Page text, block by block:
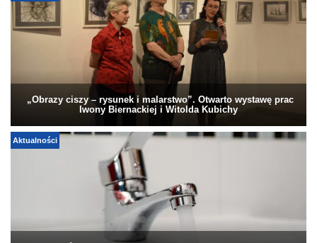
„Obrazy ciszy – rysunek i malarstwo”. Otwarto wystawę prac
Iwony Biernackiej i Witolda Kubichy
Aktualności